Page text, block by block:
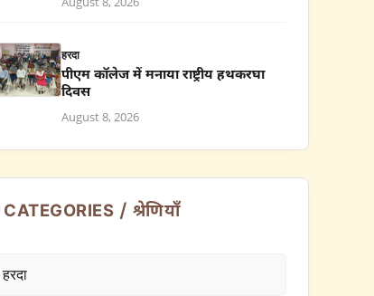
हरदा
पीएम कॉलेज में मनाया राष्ट्रीय हथकरघा
दिवस
August 8, 2026
CATEGORIES / श्रेणियाँ
हरदा